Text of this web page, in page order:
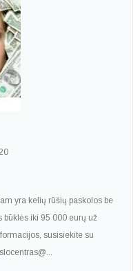
yra kelių rūšių paskolos be
būklės iki 95 000 eurų už
susisiekite su